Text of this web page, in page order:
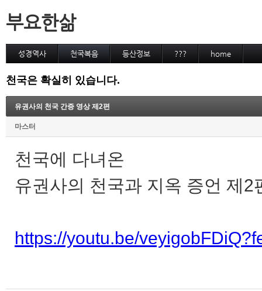
부요한삶
성경역사 천국복음 등산정보 ??? home
천국은 확실히 있습니다.
유권사의 천국 간증 영상 제2편
마스터
천국에 다녀온
유권사의 천국과 지옥 증언 제
https://youtu.be/